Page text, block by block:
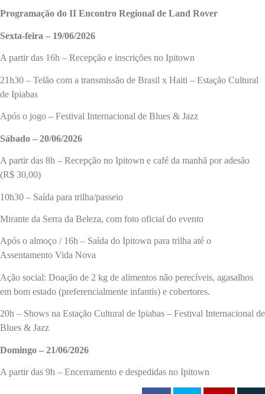
Programação do II Encontro Regional de Land Rover
Sexta-feira – 19/06/2026
A partir das 16h – Recepção e inscrições no Ipitown
21h30 – Telão com a transmissão de Brasil x Haiti – Estação Cultural
de Ipiabas
Após o jogo – Festival Internacional de Blues & Jazz
Sábado – 20/06/2026
A partir das 8h – Recepção no Ipitown e café da manhã por adesão
(R$ 30,00)
10h30 – Saída para trilha/passeio
Mirante da Serra da Beleza, com foto oficial do evento
Após o almoço / 16h – Saída do Ipitown para trilha até o
Assentamento Vida Nova
Ação social: Doação de 2 kg de alimentos não perecíveis, agasalhos
em bom estado (preferencialmente infantis) e cobertores.
20h – Shows na Estação Cultural de Ipiabas – Festival Internacional de
Blues & Jazz
Domingo – 21/06/2026
A partir das 9h – Encerramento e despedidas no Ipitown